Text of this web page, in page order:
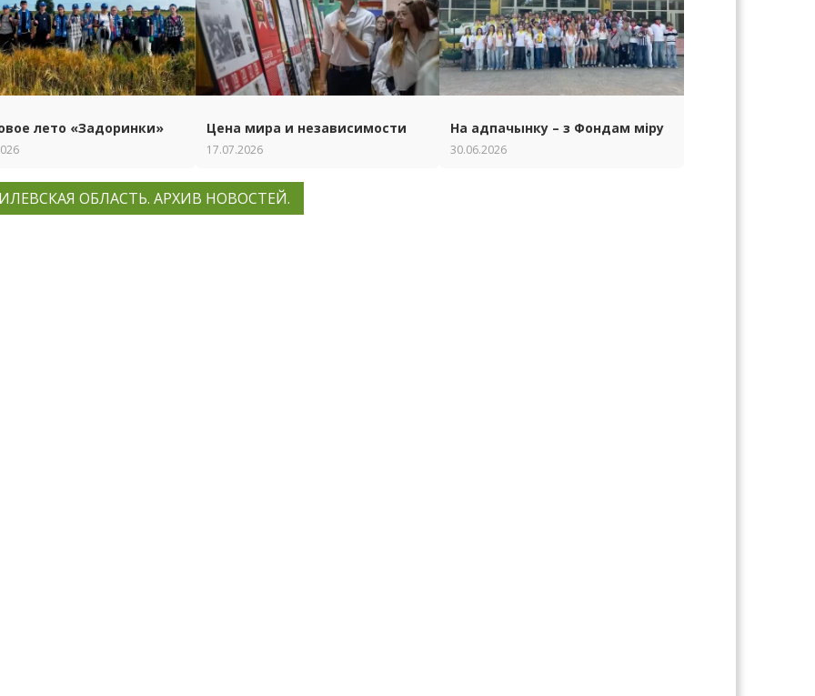
лето «Задоринки» Цена мира и независимости
17.07.2026
На адпачынку – з Фондам міру
30.06.2026
ОБЛАСТЬ. АРХИВ НОВОСТЕЙ.